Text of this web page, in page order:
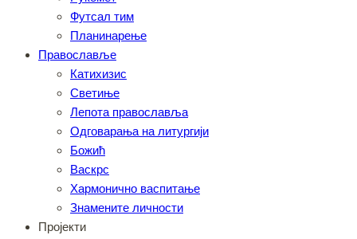
Футсал тим
Планинарење
Православље
Катихизис
Светиње
Лепота православља
Одговарања на литургији
Божић
Васкрс
Хармонично васпитање
Знамените личности
Пројекти